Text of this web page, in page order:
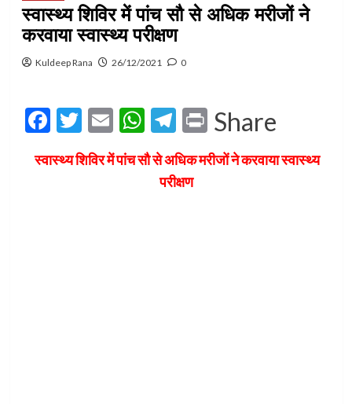
स्वास्थ्य शिविर में पांच सौ से अधिक मरीजों ने
करवाया स्वास्थ्य परीक्षण
Kuldeep Rana 26/12/2021 0
Facebook
Twitter
EmailWhatsApp
Telegram
Print
Share
स्वास्थ्य शिविर में पांच सौ से अधिक मरीजों ने करवाया स्वास्थ्य
परीक्षण